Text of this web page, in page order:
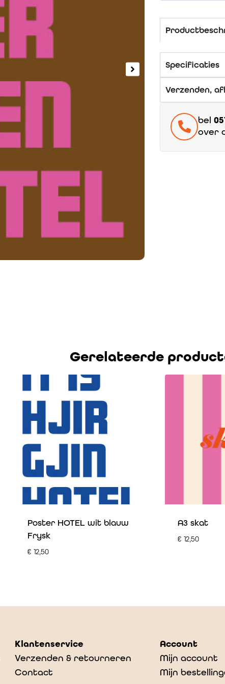
Specificaties
Verzenden,
bel
over
Gerelateerde
Poster HOTEL wit blauw
Frysk
€ 12,50
A3 skat
€ 12,50
Klantenservice
Verzenden & retourneren
Contact
Account
Mijn account
Mijn